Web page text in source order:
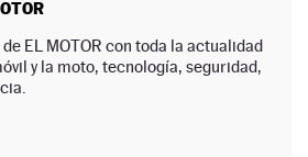
EL MOTOR con toda la actualidad
y la moto, tecnología, seguridad,